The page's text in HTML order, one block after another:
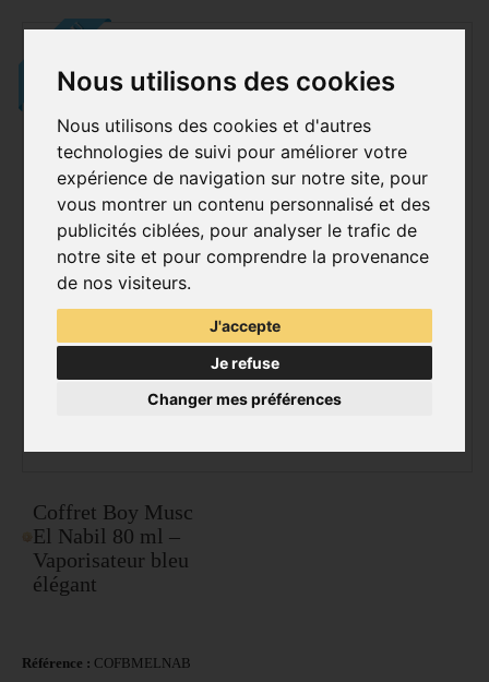
Nous utilisons des cookies
Nous utilisons des cookies et d'autres
technologies de suivi pour améliorer votre
expérience de navigation sur notre site, pour
vous montrer un contenu personnalisé et des
publicités ciblées, pour analyser le trafic de
notre site et pour comprendre la provenance
de nos visiteurs.
J'accepte
Je refuse
Changer mes préférences
NOUVEAU
Coffret Boy Musc
El Nabil 80 ml –
Vaporisateur bleu
élégant
Référence : COFBMELNAB